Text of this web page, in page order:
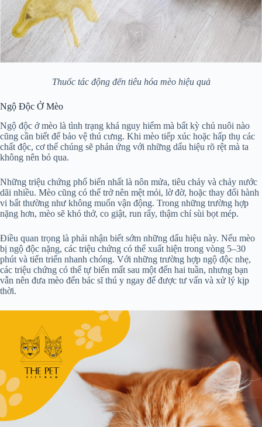
Thuốc tác động đến tiêu hóa mèo hiệu quả
Ngộ Độc Ở Mèo
Ngộ độc ở mèo là tình trạng khá nguy hiểm mà bất kỳ chủ nuôi nào
cũng cần biết để bảo vệ thú cưng. Khi mèo tiếp xúc hoặc hấp thụ các
chất độc, cơ thể chúng sẽ phản ứng với những dấu hiệu rõ rệt mà ta
không nên bỏ qua.
Những triệu chứng phổ biến nhất là nôn mửa, tiêu chảy và chảy nước
dãi nhiều. Mèo cũng có thể trở nên mệt mỏi, lờ đờ, hoặc thay đổi hành
vi bất thường như không muốn vận động. Trong những trường hợp
nặng hơn, mèo sẽ khó thở, co giật, run rẩy, thậm chí sùi bọt mép.
Điều quan trọng là phải nhận biết sớm những dấu hiệu này. Nếu mèo
bị ngộ độc nặng, các triệu chứng có thể xuất hiện trong vòng 5–30
phút và tiến triển nhanh chóng. Với những trường hợp ngộ độc nhẹ,
các triệu chứng có thể tự biến mất sau một đến hai tuần, nhưng bạn
vẫn nên đưa mèo đến bác sĩ thú y ngay để được tư vấn và xử lý kịp
thời.